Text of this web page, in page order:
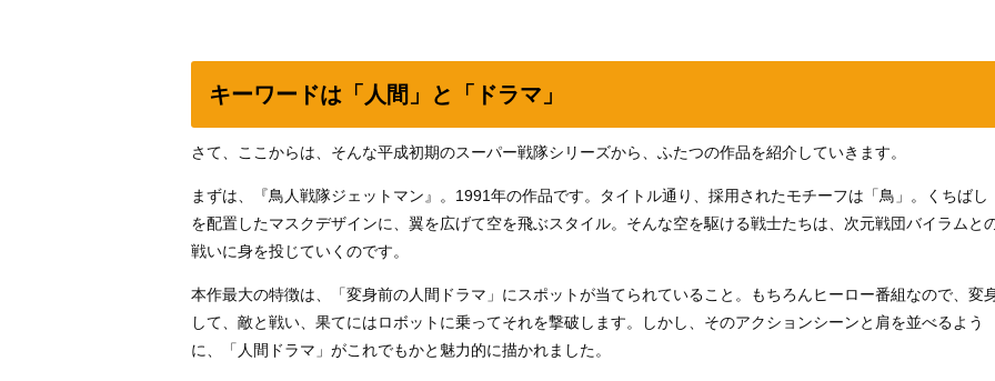
キーワードは「人間」と「ドラマ」
さて、ここからは、そんな平成初期のスーパー戦隊シリーズから、ふたつの作品を紹介していきます。
まずは、『鳥人戦隊ジェットマン』。1991年の作品です。タイトル通り、採用されたモチーフは「鳥」。くちばし
を配置したマスクデザインに、翼を広げて空を飛ぶスタイル。そんな空を駆ける戦士たちは、次元戦団バイラムと
戦いに身を投じていくのです。
本作最大の特徴は、「変身前の人間ドラマ」にスポットが当てられていること。もちろんヒーロー番組なので、変
して、敵と戦い、果てにはロボットに乗ってそれを撃破します。しかし、そのアクションシーンと肩を並べるよう
に、「人間ドラマ」がこれでもかと魅力的に描かれました。